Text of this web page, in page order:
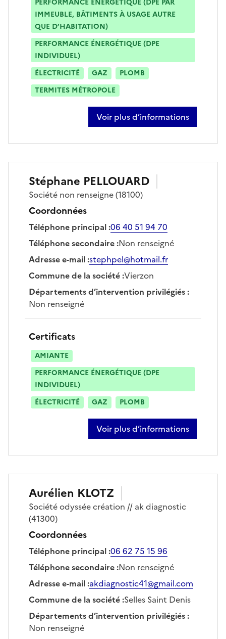
PERFORMANCE ÉNERGÉTIQUE (DPE PAR
IMMEUBLE, BÂTIMENTS À USAGE AUTRE
QUE D’HABITATION)
PERFORMANCE ÉNERGÉTIQUE (DPE
INDIVIDUEL)
ÉLECTRICITÉ
GAZ
PLOMB
TERMITES MÉTROPOLE
Voir plus d’informations
sur anthony lagneau
Stéphane PELLOUARD
Société non renseigne(18100)
Coordonnées
Téléphone principal:06 40 51 94 70
Téléphone secondaire:Non renseigné
Adresse e-mail:stephpel@hotmail.fr
Commune de la société:Vierzon
Départements d’intervention privilégiés:
Non renseigné
Certificats
AMIANTE
PERFORMANCE ÉNERGÉTIQUE (DPE
INDIVIDUEL)
ÉLECTRICITÉ
GAZ PLOMB
Voir plus d’informations
sur stéphane pellouard
Aurélien KLOTZ
Sociétéodyssée création // ak diagnostic
(41300)
Coordonnées
Téléphone principal:06 62 75 15 96
Téléphone secondaire:Non renseigné
Adresse e-mail:akdiagnostic41@gmail.com
Commune de la société:Selles Saint Denis
Départements d’intervention privilégiés:
Non renseigné